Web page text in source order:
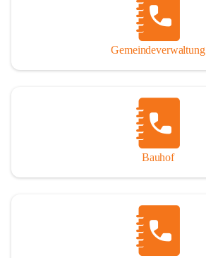
Gemeindeverwaltung
Bauhof